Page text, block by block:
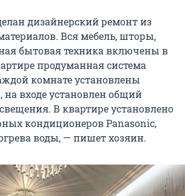
дизайнерский ремонт из
Вся мебель, шторы,
бытовая техника включены в
продуманная система
комнате установлены
на входе установлен общий
В квартире установлено
кондиционеров Panasonic,
воды, — пишет хозяин.